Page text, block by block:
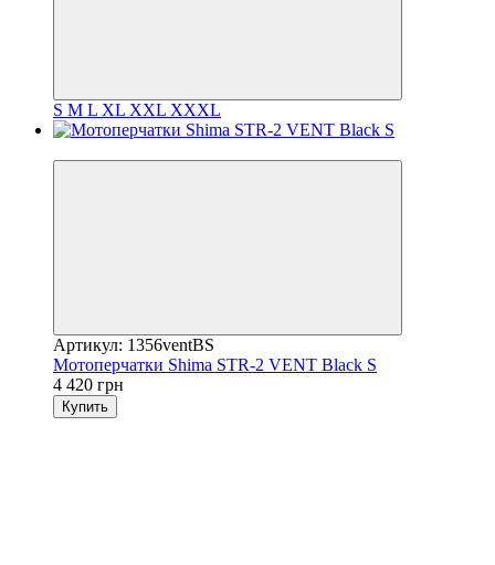
S M L XL XXL XXXL
Артикул: 1356ventBS
Мотоперчатки Shima STR-2 VENT Black S
4 420 грн
Купить